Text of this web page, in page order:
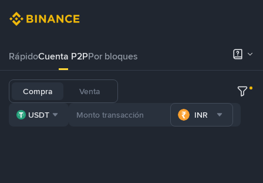
RápidoCuenta P2PPor bloques
Compra Venta
USDT INR